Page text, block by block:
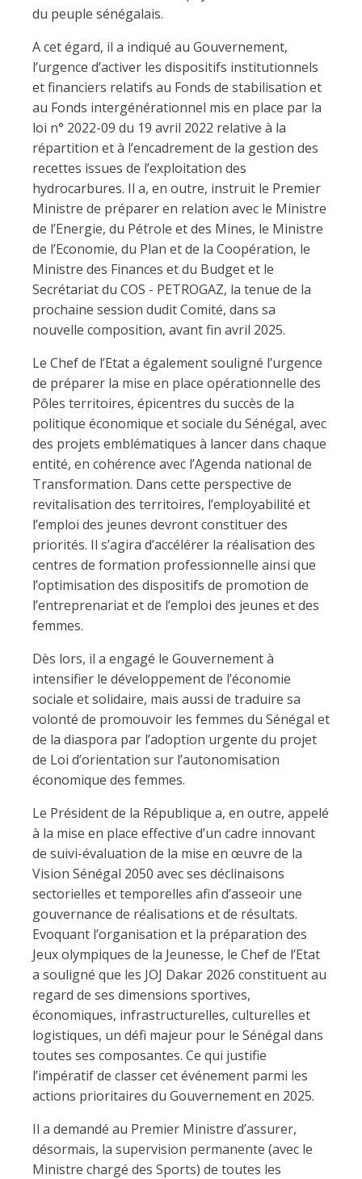
du peuple sénégalais.
A cet égard, il a indiqué au Gouvernement,
l’urgence d’activer les dispositifs institutionnels
et financiers relatifs au Fonds de stabilisation et
au Fonds intergénérationnel mis en place par la
loi n° 2022-09 du 19 avril 2022 relative à la
répartition et à l’encadrement de la gestion des
recettes issues de l’exploitation des
hydrocarbures. Il a, en outre, instruit le Premier
Ministre de préparer en relation avec le Ministre
de l’Energie, du Pétrole et des Mines, le Ministre
de l’Economie, du Plan et de la Coopération, le
Ministre des Finances et du Budget et le
Secrétariat du COS - PETROGAZ, la tenue de la
prochaine session dudit Comité, dans sa
nouvelle composition, avant fin avril 2025.
Le Chef de l’Etat a également souligné l’urgence
de préparer la mise en place opérationnelle des
Pôles territoires, épicentres du succès de la
politique économique et sociale du Sénégal, avec
des projets emblématiques à lancer dans chaque
entité, en cohérence avec l’Agenda national de
Transformation. Dans cette perspective de
revitalisation des territoires, l’employabilité et
l’emploi des jeunes devront constituer des
priorités. Il s’agira d’accélérer la réalisation des
centres de formation professionnelle ainsi que
l’optimisation des dispositifs de promotion de
l’entreprenariat et de l’emploi des jeunes et des
femmes.
Dès lors, il a engagé le Gouvernement à
intensifier le développement de l’économie
sociale et solidaire, mais aussi de traduire sa
volonté de promouvoir les femmes du Sénégal et
de la diaspora par l’adoption urgente du projet
de Loi d’orientation sur l’autonomisation
économique des femmes.
Le Président de la République a, en outre, appelé
à la mise en place effective d’un cadre innovant
de suivi-évaluation de la mise en œuvre de la
Vision Sénégal 2050 avec ses déclinaisons
sectorielles et temporelles afin d’asseoir une
gouvernance de réalisations et de résultats.
Evoquant l’organisation et la préparation des
Jeux olympiques de la Jeunesse, le Chef de l’Etat
a souligné que les JOJ Dakar 2026 constituent au
regard de ses dimensions sportives,
économiques, infrastructurelles, culturelles et
logistiques, un défi majeur pour le Sénégal dans
toutes ses composantes. Ce qui justifie
l’impératif de classer cet événement parmi les
actions prioritaires du Gouvernement en 2025.
Il a demandé au Premier Ministre d’assurer,
désormais, la supervision permanente (avec le
Ministre chargé des Sports) de toutes les